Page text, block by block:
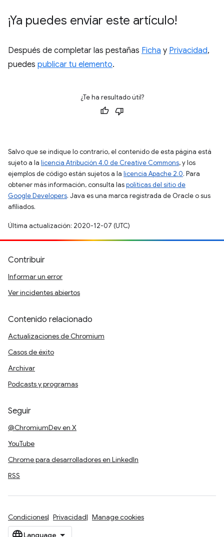
¡Ya puedes enviar este artículo!
Después de completar las pestañas Ficha y Privacidad,
puedes publicar tu elemento.
¿Te ha resultado útil?
Salvo que se indique lo contrario, el contenido de esta página está
sujeto a la licencia Atribución 4.0 de Creative Commons, y los
ejemplos de código están sujetos a la licencia Apache 2.0. Para
obtener más información, consulta laspolíticas del sitio de
Google Developers. Java es una marca registrada de Oracle o sus
afiliados.
Última actualización: 2020-12-07 (UTC)
Contribuir
Informar un error
Ver incidentes abiertos
Contenido relacionado
Actualizaciones de Chromium
Casos de éxito
Archivar
Podcasts y programas
Seguir
@ChromiumDev en X
YouTube
Chrome para desarrolladores en LinkedIn
RSS
Condiciones Privacidad Manage cookies